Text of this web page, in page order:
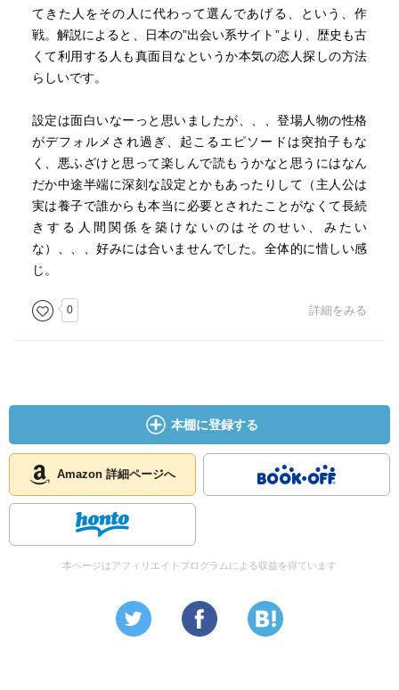
てきた人をその人に代わって選んであげる、という、作
戦。解説によると、日本の”出会い系サイト”より、歴史も古
くて利用する人も真面目なというか本気の恋人探しの方法
らしいです。
設定は面白いなーっと思いましたが、、、登場人物の性格
がデフォルメされ過ぎ、起こるエピソードは突拍子もな
く、悪ふざけと思って楽しんで読もうかなと思うにはなん
だか中途半端に深刻な設定とかもあったりして（主人公は
実は養子で誰からも本当に必要とされたことがなくて長続
きする人間関係を築けないのはそのせい、みたい
な）、、、好みには合いませんでした。全体的に惜しい感
じ。
0 詳細をみる
本棚に登録する
Amazon 詳細ページへ
本ページはアフィリエイトプログラムによる収益を得ています